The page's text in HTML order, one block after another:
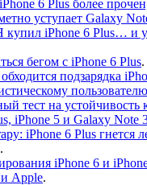
6 Plus более
уступает Galaxy
iPhone 6 Plus… и
бегом с iPhone 6 Plus.
подзарядка
тест на устойчивость
iPhone 5 и Galaxy Note
iPhone 6 Plus гнется
.
iPhone 6 и
Apple.